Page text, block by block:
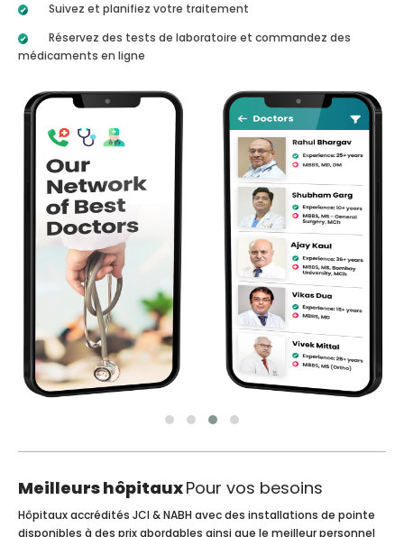
Suivez et planifiez votre traitement
Réservez des tests de laboratoire et commandez des
médicaments en ligne
Meilleurs hôpitauxPour vos besoins
Hôpitaux accrédités JCI & NABH avec des installations de pointe
disponibles à des prix abordables ainsi que le meilleur personnel